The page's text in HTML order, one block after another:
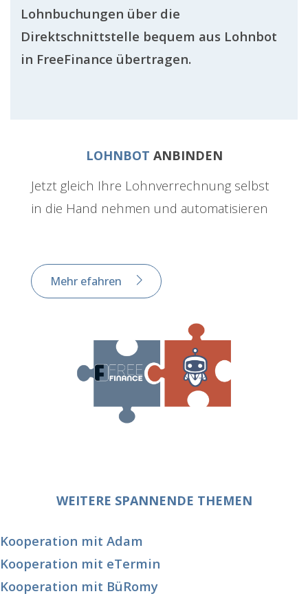
Lohnbuchungen über die
Direktschnittstelle bequem aus Lohnbot
in FreeFinance übertragen.
LOHNBOT ANBINDEN
Jetzt gleich Ihre Lohnverrechnung selbst
in die Hand nehmen und automatisieren
Mehr efahren
WEITERE SPANNENDE THEMEN
Kooperation mit Adam
Kooperation mit eTermin
Kooperation mit BüRomy